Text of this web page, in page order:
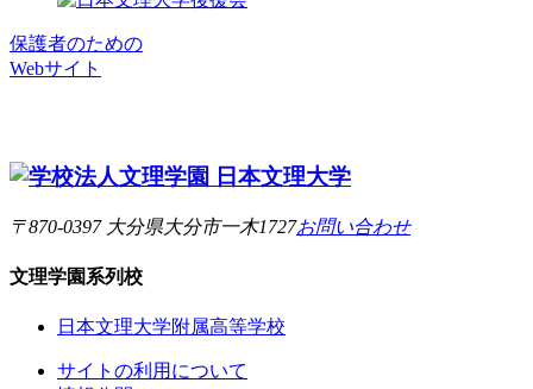
保護者のための
Webサイト
〒870-0397 大分県大分市一木1727お問い合わせ
文理学園系列校
日本文理大学附属高等学校
サイトの利用について